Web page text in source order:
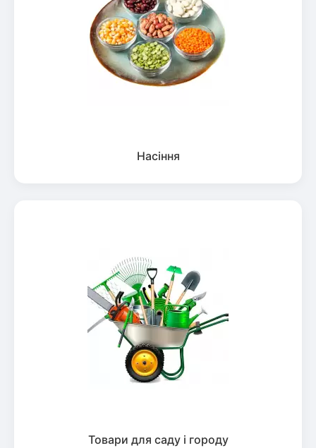
Насіння
Товари для саду і городу